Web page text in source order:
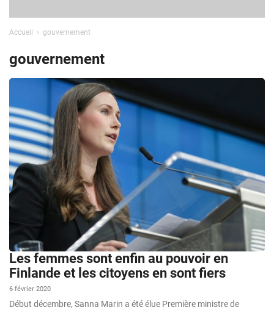
Accueil gouvernement
gouvernement
Les femmes sont enfin au pouvoir en
Finlande et les citoyens en sont fiers
6 février 2020
Début décembre, Sanna Marin a été élue Première ministre de